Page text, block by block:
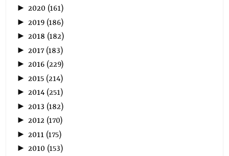
►2020 (161)
► 2019 (186)
►2018 (182)
► 2017(183)
►2016 (229)
► 2015 (214)
►2014 (251)
► 2013 (182)
►2012 (170)
► 2011 (175)
►2010 (153)